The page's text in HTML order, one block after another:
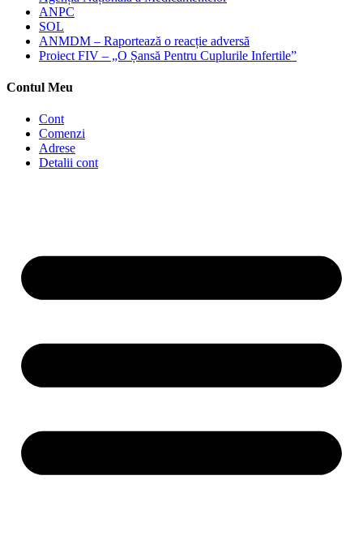
ANPC
SOL
ANMDM – Raportează o reacție adversă
Proiect FIV – „O Șansă Pentru Cuplurile Infertile”
Contul Meu
Cont
Comenzi
Adrese
Detalii cont